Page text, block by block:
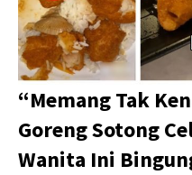
“Memang Tak
Goreng Sotong
Wanita Ini